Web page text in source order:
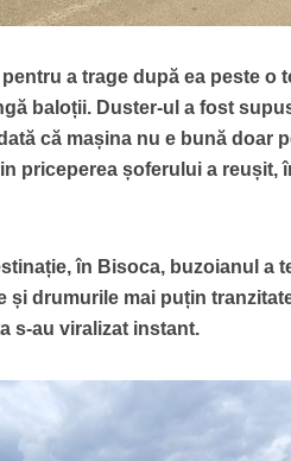
a trage după ea peste o
baloții. Duster-ul a fost
că mașina nu e bună doar
priceperea șoferului a reușit,
în Bisoca, buzoianul a
și drumurile mai puțin
s-au viralizat instant.